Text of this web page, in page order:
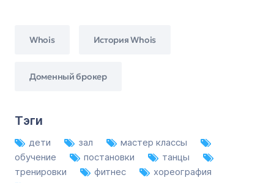
Whois История Whois
Доменный брокер
Тэги
дети зал
мастер классы
обучение
постановки
танцы
тренировки
фитнес
хореография